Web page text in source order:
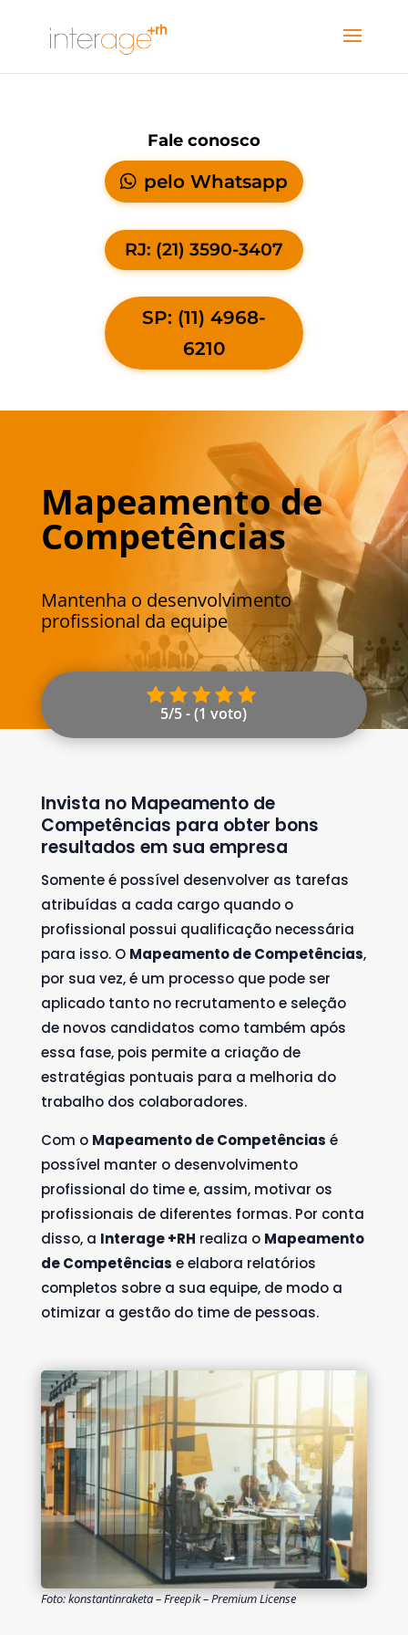
Fale conosco
pelo Whatsapp
RJ: (21) 3590-3407
SP: (11) 4968-
6210
Mapeamento de
Competências
Mantenha o desenvolvimento
profissional da equipe
5/5 - (1 voto)
Invista no Mapeamento de
Competências para obter bons
resultados em sua empresa
Somente é possível desenvolver as tarefas
atribuídas a cada cargo quando o
profissional possui qualificação necessária
para isso. O Mapeamento de Competências,
por sua vez, é um processo que pode ser
aplicado tanto no recrutamento e seleção
de novos candidatos como também após
essa fase, pois permite a criação de
estratégias pontuais para a melhoria do
trabalho dos colaboradores.
Com o Mapeamento de Competências é
possível manter o desenvolvimento
profissional do time e, assim, motivar os
profissionais de diferentes formas. Por conta
disso, a Interage +RH realiza o Mapeamento
de Competências e elabora relatórios
completos sobre a sua equipe, de modo a
otimizar a gestão do time de pessoas.
Foto: konstantinraketa – Freepik – Premium License